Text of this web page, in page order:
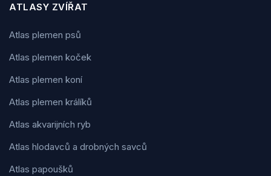
ATLASY ZVÍŘAT
Atlas plemen psů
Atlas plemen koček
Atlas plemen koní
Atlas plemen králíků
Atlas akvarijních ryb
Atlas hlodavců a drobných savců
Atlas papoušků